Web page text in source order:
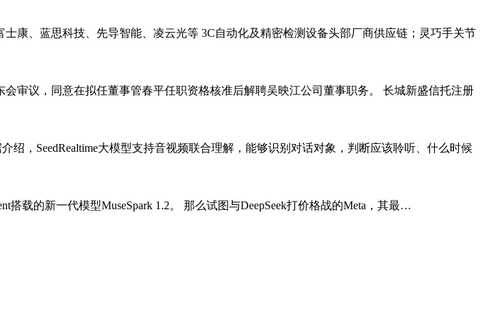
康、蓝思科技、先导智能、凌云光等 3C自动化及精密检测设备头部厂商供应链；灵巧手关节
审议，同意在拟任董事管春平任职资格核准后解聘吴映江公司董事职务。 长城新盛信托注册
绍，SeedRealtime大模型支持音视频联合理解，能够识别对话对象，判断应该聆听、什么时候
载的新一代模型MuseSpark 1.2。 那么试图与DeepSeek打价格战的Meta，其最…